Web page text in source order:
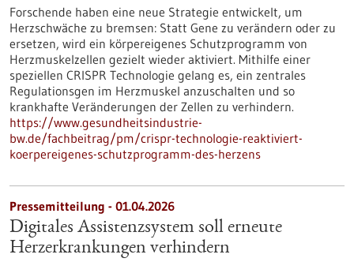
Forschende haben eine neue Strategie entwickelt, um
Herzschwäche zu bremsen: Statt Gene zu verändern oder zu
ersetzen, wird ein körpereigenes Schutzprogramm von
Herzmuskelzellen gezielt wieder aktiviert. Mithilfe einer
speziellen CRISPR Technologie gelang es, ein zentrales
Regulationsgen im Herzmuskel anzuschalten und so
krankhafte Veränderungen der Zellen zu verhindern.
https://www.gesundheitsindustrie-
bw.de/fachbeitrag/pm/crispr-technologie-reaktiviert-
koerpereigenes-schutzprogramm-des-herzens
Pressemitteilung - 01.04.2026
Digitales Assistenzsystem soll erneute
Herzerkrankungen verhindern